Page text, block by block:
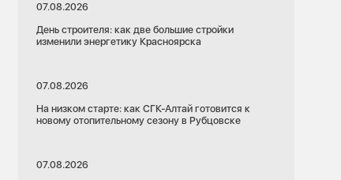
07.08.2026
День строителя: как две большие стройки
изменили энергетику Красноярска
07.08.2026
На низком старте: как СГК-Алтай готовится к
новому отопительному сезону в Рубцовске
07.08.2026